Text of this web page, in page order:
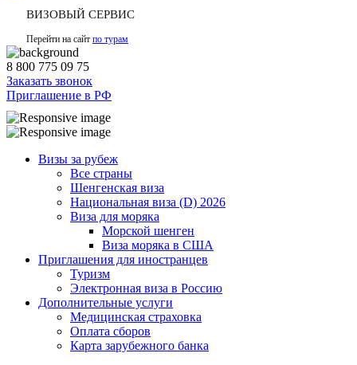
ВИЗОВЫЙ СЕРВИС
Перейти на сайт по турам
8 800 775 09 75
Заказать звонок
Приглашение в РФ
Визы за рубеж
Все страны
Шенгенская виза
Национальная виза (D) 2026
Виза для моряка
Морской шенген
Виза моряка в США
Приглашения для иностранцев
Туризм
Электронная виза в Россию
Дополнительные услуги
Медицинская страховка
Оплата сборов
Карта зарубежного банка